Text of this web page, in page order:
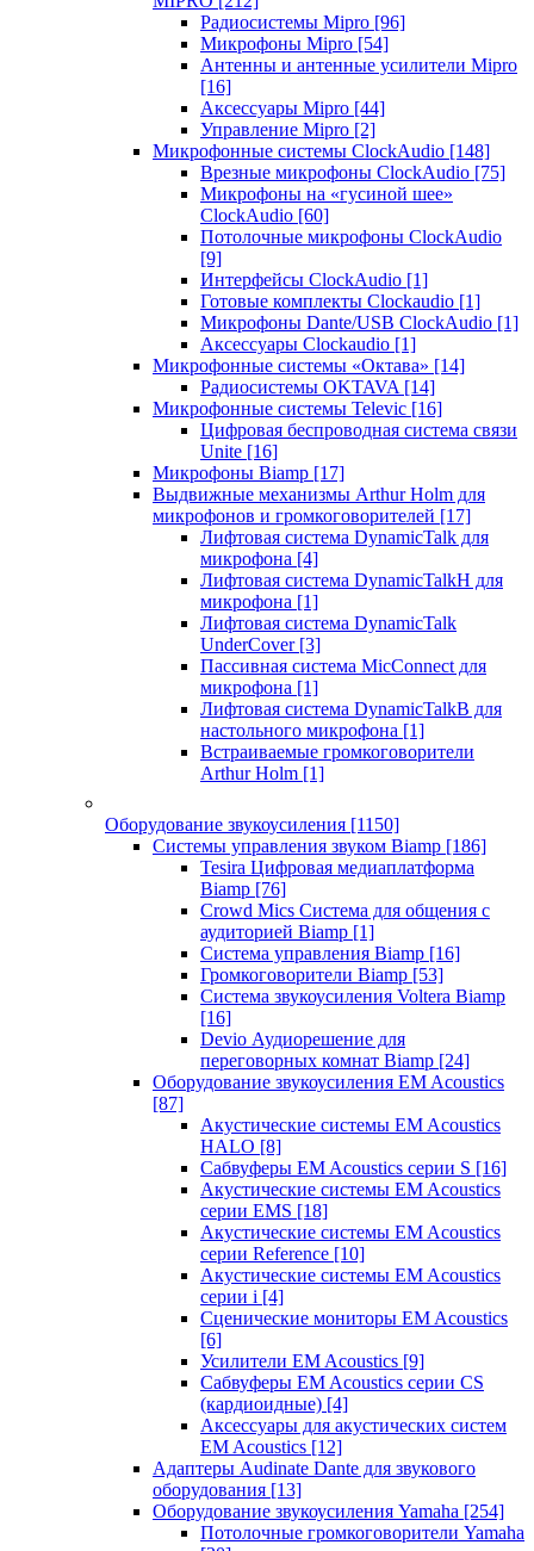
Радиосистемы Mipro [96]
Микрофоны Mipro [54]
Антенны и антенные усилители Mipro
[16]
Аксессуары Mipro [44]
Управление Mipro [2]
Микрофонные системы ClockAudio [148]
Врезные микрофоны ClockAudio [75]
Микрофоны на «гусиной шее»
ClockAudio [60]
Потолочные микрофоны ClockAudio
[9]
Интерфейсы ClockAudio [1]
Готовые комплекты Clockaudio [1]
Микрофоны Dante/USB ClockAudio [1]
Аксессуары Clockaudio [1]
Микрофонные системы «Октава» [14]
Радиосистемы OKTAVA [14]
Микрофонные системы Televic [16]
Цифровая беспроводная система связи
Unite [16]
Микрофоны Biamp [17]
Выдвижные механизмы Arthur Holm для
микрофонов и громкоговорителей [17]
Лифтовая система DynamicTalk для
микрофона [4]
Лифтовая система DynamicTalkH для
микрофона [1]
Лифтовая система DynamicTalk
UnderCover [3]
Пассивная система MicConnect для
микрофона [1]
Лифтовая система DynamicTalkB для
настольного микрофона [1]
Встраиваемые громкоговорители
Arthur Holm [1]
Оборудование звукоусиления [1150]
Системы управления звуком Biamp [186]
Tesira Цифровая медиаплатформа
Biamp [76]
Crowd Mics Система для общения с
аудиторией Biamp [1]
Система управления Biamp [16]
Громкоговорители Biamp [53]
Система звукоусиления Voltera Biamp
[16]
Devio Аудиорешение для
переговорных комнат Biamp [24]
Оборудование звукоусиления EM Acoustics
[87]
Акустические системы EM Acoustics
HALO [8]
Сабвуферы EM Acoustics серии S [16]
Акустические системы EM Acoustics
серии EMS [18]
Акустические системы EM Acoustics
серии Reference [10]
Акустические системы EM Acoustics
серии i [4]
Сценические мониторы EM Acoustics
[6]
Усилители EM Acoustics [9]
Сабвуферы EM Acoustics серии CS
(кардиоидные) [4]
Аксессуары для акустических систем
EM Acoustics [12]
Адаптеры Audinate Dante для звукового
оборудования [13]
Оборудование звукоусиления Yamaha [254]
Потолочные громкоговорители Yamaha